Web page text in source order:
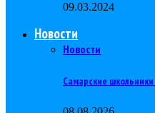
09.03.2024
Новости
Новости
Самарские